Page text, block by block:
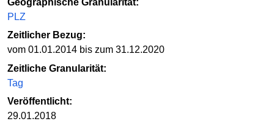
Geographische Granularität:
PLZ
Zeitlicher Bezug:
vom 01.01.2014 bis zum 31.12.2020
Zeitliche Granularität:
Tag
Veröffentlicht:
29.01.2018